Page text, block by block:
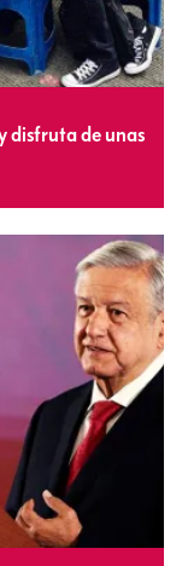
disfruta de unas